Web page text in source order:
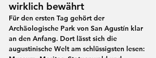
wirklich bewährt
Für den ersten Tag gehört der
Archäologische Park von San Agustín klar
an den Anfang. Dort lässt sich die
augustinische Welt am schlüssigsten lesen: